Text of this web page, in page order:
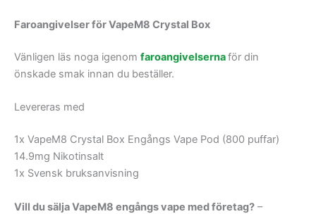
Faroangivelser för VapeM8 Crystal Box
Vänligen läs noga igenom faroangivelsernaför din
önskade smak innan du beställer.
Levereras med
1x VapeM8 Crystal Box Engångs Vape Pod (800 puffar)
14.9mg Nikotinsalt
1x Svensk bruksanvisning
Vill du sälja VapeM8 engångs vape med företag? –